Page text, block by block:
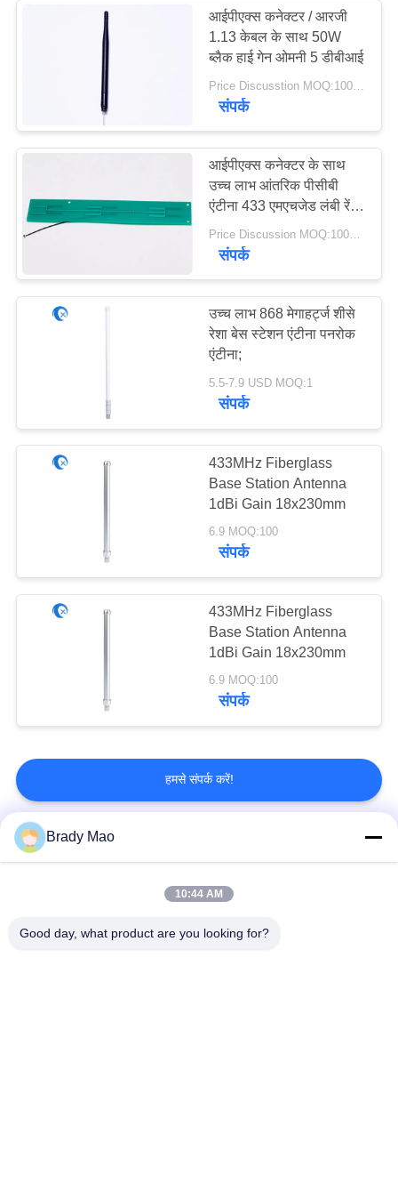
आईपीएक्स कनेक्टर / आरजी
1.13 केबल के साथ 50W
ब्लैक हाई गेन ओमनी 5 डीबीआई
संपर्क
आईपीएक्स कनेक्टर के साथ
उच्च लाभ आंतरिक पीसीबी
एंटीना 433 एमएचजेड लंबी रेंज
पीसीबी बोर्ड
संपर्क
उच्च लाभ 868 मेगाहर्ट्ज शीसे
रेशा बेस स्टेशन एंटीना पनरोक
एंटीना;
5.5-7.9 USD MOQ:1
संपर्क
433MHz Fiberglass
Base Station Antenna
1dBi Gain 18x230mm
6.9 MOQ:100
संपर्क
433MHz Fiberglass
Base Station Antenna
1dBi Gain 18x230mm
6.9 MOQ:100
संपर्क
हमसे संपर्क करें!
लोकप्रिय श्रेणियां
Brady Mao
10:44 AM
Good day, what product are you looking for?